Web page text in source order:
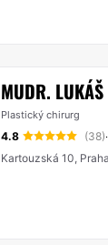
MUDR. LUKÁŠ
Plastický chirurg
4.8 (38)·
Kartouzská 10, Praha